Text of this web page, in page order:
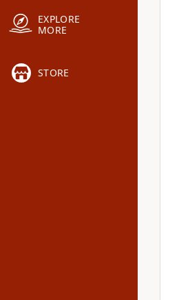
EXPLORE
MORE
STORE